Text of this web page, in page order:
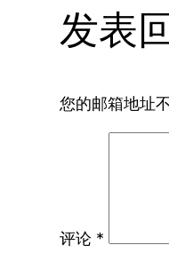
发表
您的邮箱地址
评论 *